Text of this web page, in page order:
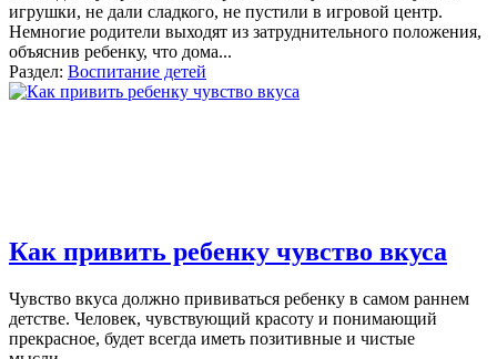
игрушки, не дали сладкого, не пустили в игровой центр.
Немногие родители выходят из затруднительного положения,
объяснив ребенку, что дома...
Раздел: Воспитание детей
Как привить ребенку чувство вкуса
Чувство вкуса должно прививаться ребенку в самом раннем
детстве. Человек, чувствующий красоту и понимающий
прекрасное, будет всегда иметь позитивные и чистые